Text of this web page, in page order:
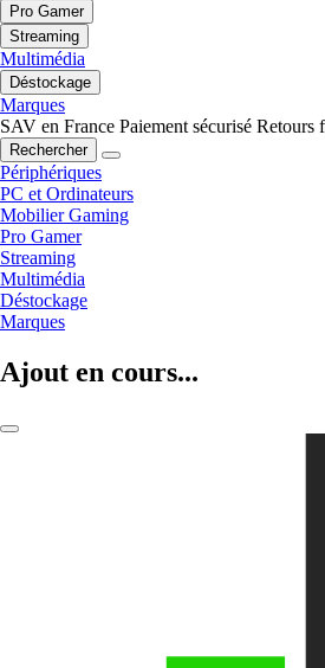
Pro Gamer
Streaming
Multimédia
Déstockage
Marques
SAV en France Paiement sécurisé Retours
Rechercher
Périphériques
PC et Ordinateurs
Mobilier Gaming
Pro Gamer
Streaming
Multimédia
Déstockage
Marques
Ajout en cours...